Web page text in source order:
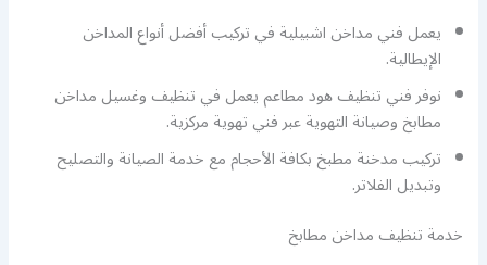
يعمل فني مداخن اشبيلية في تركيب أفضل أنواع المداخن
الإيطالية.
نوفر فني تنظيف هود مطاعم يعمل في تنظيف وغسيل مداخن
مطابخ وصيانة التهوية عبر فني تهوية مركزية.
تركيب مدخنة مطبخ بكافة الأحجام مع خدمة الصيانة والتصليح
وتبديل الفلاتر.
خدمة تنظيف مداخن مطابخ